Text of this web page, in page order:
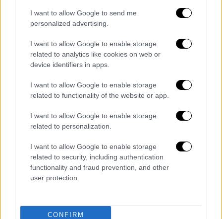
I want to allow Google to send me
personalized advertising.
I want to allow Google to enable storage
related to analytics like cookies on web or
device identifiers in apps.
I want to allow Google to enable storage
related to functionality of the website or app.
I want to allow Google to enable storage
related to personalization.
I want to allow Google to enable storage
related to security, including authentication
functionality and fraud prevention, and other
user protection.
CONFIRM
Κόσμος|24.12.2022 20:42
Τραγωδία στο Γιοχάνεσμπουργκ:
Εξερράγη βυτιοφόρο που σφήνωσε σε
γέφυρα - 9 νεκροί και 40 τραυματίες
Μετέφερε περίπου 60.000 λίτρα υγραέριο